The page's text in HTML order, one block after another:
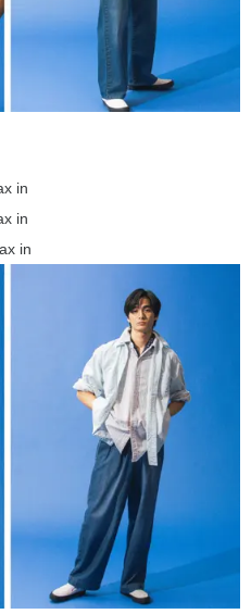
in
in
in